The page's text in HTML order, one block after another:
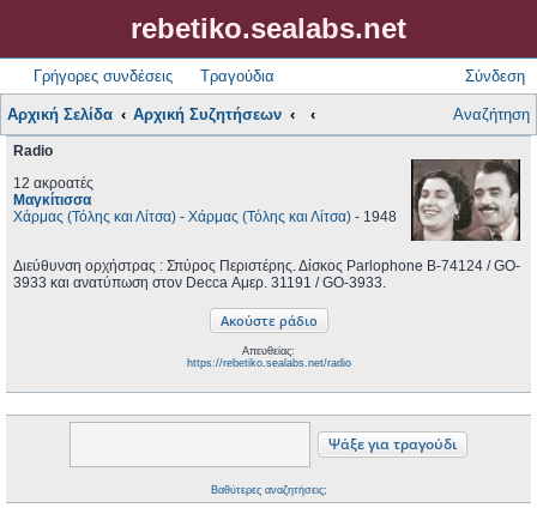
rebetiko.sealabs.net
Γρήγορες συνδέσεις Τραγούδια Σύνδεση
Αρχική Σελίδα Αρχική Συζητήσεων Αναζήτηση
Radio
12 ακροατές
Μαγκίτισσα
Χάρμας (Τόλης και Λίτσα) - Χάρμας (Τόλης και Λίτσα) - 1948
Διεύθυνση ορχήστρας : Σπύρος Περιστέρης. Δίσκος Parlophone B-74124 / GO-
3933 και ανατύπωση στον Decca Αμερ. 31191 / GO-3933.
Απευθείας:
https://rebetiko.sealabs.net/radio
Βαθύτερες αναζητήσεις;